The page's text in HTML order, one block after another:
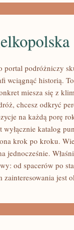
portal podróżniczy
wciągnąć historią.
miesza się z
chcesz odkryć
na każdą porę
wyłącznie katalog
krok po kroku.
jednocześnie.
od spacerów po
zainteresowania jest